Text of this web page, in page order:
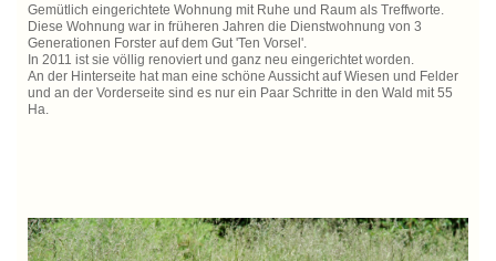
Gemütlich eingerichtete Wohnung mit Ruhe und Raum als Treffworte.
Diese Wohnung war in früheren Jahren die Dienstwohnung von 3
Generationen Forster auf dem Gut 'Ten Vorsel'.
In 2011 ist sie völlig renoviert und ganz neu eingerichtet worden.
An der Hinterseite hat man eine schöne Aussicht auf Wiesen und Felder
und an der Vorderseite sind es nur ein Paar Schritte in den Wald mit 55
Ha.